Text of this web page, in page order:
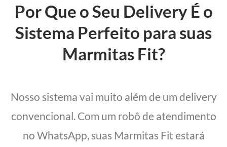
Por Que o Seu Delivery É o
Sistema Perfeito para suas
Marmitas Fit?
Nosso sistema vai muito além de um delivery
convencional. Com um robô de atendimento
no WhatsApp, suas Marmitas Fit estará